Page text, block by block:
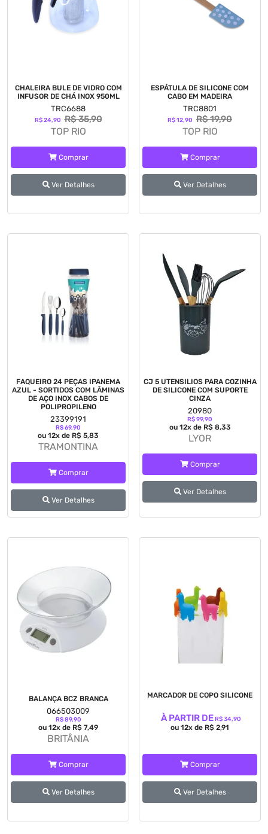
CHALEIRA BULE DE VIDRO COM
INFUSOR DE CHÁ INOX 950ML
TRC6688
R$ 24,90 R$ 35,90
TOP RIO
Comprar
Ver Detalhes
ESPÁTULA DE SILICONE COM
CABO EM MADEIRA
TRC8801
R$ 12,90 R$ 19,90
TOP RIO
Comprar
Ver Detalhes
FAQUEIRO 24 PEÇAS IPANEMA
AZUL - SORTIDOS COM LÂMINAS
DE AÇO INOX CABOS DE
POLIPROPILENO
23399191
R$ 69,90
ou 12x de R$ 5,83
TRAMONTINA
Comprar
Ver Detalhes
CJ 5 UTENSILIOS PARA COZINHA
DE SILICONE COM SUPORTE
CINZA
20980
R$ 99,90
ou 12x de R$ 8,33
LYOR
Comprar
Ver Detalhes
BALANÇA BCZ BRANCA
066503009
R$ 89,90
ou 12x de R$ 7,49
BRITÂNIA
Comprar
Ver Detalhes
MARCADOR DE COPO SILICONE
À PARTIR DER$ 34,90
ou 12x de R$ 2,91
Comprar
Ver Detalhes